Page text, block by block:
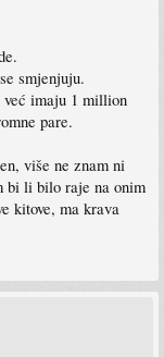
smjenjuju.
već imaju 1 million
pare.
više ne znam ni
bi li bilo raje na onim
kitove, ma krava